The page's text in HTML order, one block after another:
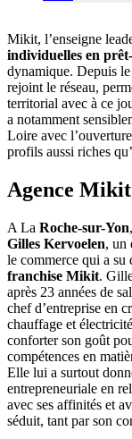
Mikit, l’enseigne
individuelles en
dynamique. Depuis
rejoint le réseau,
territorial avec à ce
a notamment
Loire avec
profils aussi riches
Agence
A La Roche-sur-Yon
Gilles Kervoelen, un
le commerce qui a su
franchise Mikit.
après 23 années de
chef d’entreprise en
chauffage et
conforter son goût
compétences en
Elle lui a surtout
entrepreneuriale en
avec ses affinités et
séduit, tant par son